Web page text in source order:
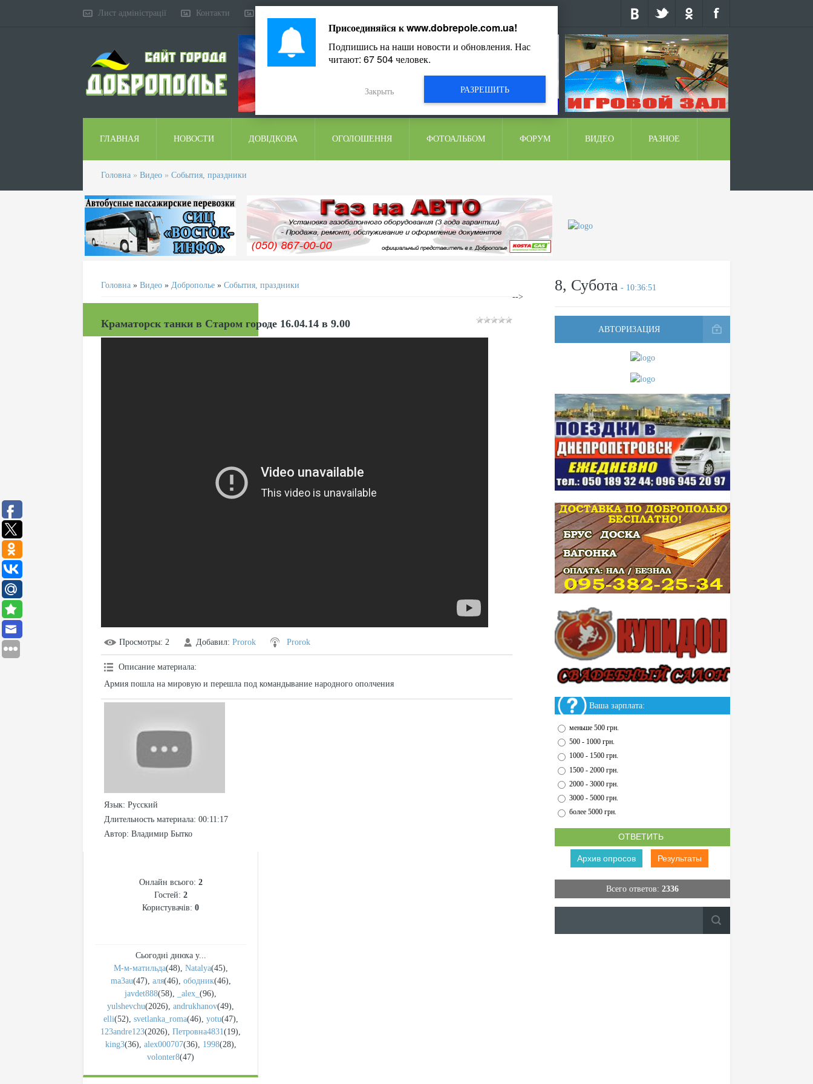
Лист адміністрації Контакти
ГЛАВНАЯ НОВОСТИ ДОВІДКОВА ОГОЛОШЕННЯ ФОТОАЛЬБОМ ФОРУМ ВИДЕО РАЗНОЕ
Головна » Видео » События, праздники
Головна » Видео » Доброполье » События, праздники
Краматорск танки в Старом городе 16.04.14 в 9.00
Просмотры: 2 Добавил: Prorok Prorok
Описание материала:
Армия пошла на мировую и перешла под командывание народного ополчения
Язык: Русский
Длительность материала: 00:11:17
Автор: Владимир Бытко
8, Субота - 10:36:51
АВТОРИЗАЦИЯ
Ваша зарплата:
меньше 500 грн.
500 - 1000 грн.
1000 - 1500 грн.
1500 - 2000 грн.
2000 - 3000 грн.
3000 - 5000 грн.
более 5000 грн.
Архив опросов Результаты
Всего ответов: 2336
-->
Онлайн всього: 2
Гостей: 2
Користувачів: 0
Сьогодні днюха у...
М-м-матильда(48), Natalya(45),
ma3au(47), аля(46), ободник(46),
javdet888(58), _alex_ (96),
yulshevchu(2026), andrukhanov(49),
elli(52), svetlanka_roma(46), yotu(47),
123andre123(2026), Петровна4831(19),
king3(36), alex000707(36), 1998(28),
volonter8(47)
Присоединяйся кwww.dobrepole.com.ua!
Подпишись на наши новости и обновления. Нас
читают: 67 504человек.
РАЗРЕШИТЬ
Закрыть